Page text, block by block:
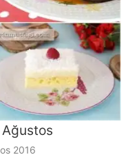
2016